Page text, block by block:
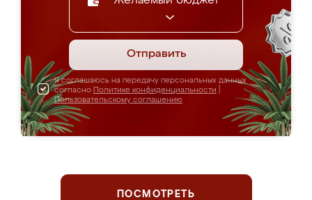
Отправить
Я соглашаюсь на передачу персональных данных
согласно Политике конфиденциальности
Пользовательскому соглашению
ПОСМОТРЕТЬ